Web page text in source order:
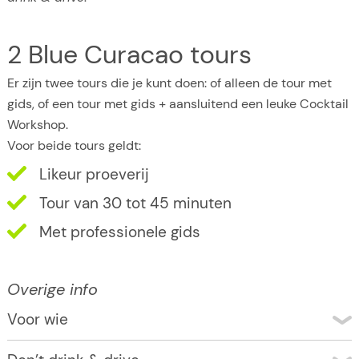
2 Blue Curacao tours
Er zijn twee tours die je kunt doen: of alleen de tour met
gids, of een tour met gids + aansluitend een leuke Cocktail
Workshop.
Voor beide tours geldt:
Likeur proeverij
Tour van 30 tot 45 minuten
Met professionele gids
Overige info
Voor wie
De Guided tour is voor alle leeftijden, de Cocktail